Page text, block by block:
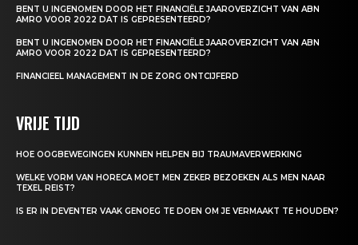
BENT U INGENOMEN DOOR HET FINANCIËLE JAAROVERZICHT VAN ABN
AMRO VOOR 2022 DAT IS GEPRESENTEERD?
BENT U INGENOMEN DOOR HET FINANCIËLE JAAROVERZICHT VAN ABN
AMRO VOOR 2022 DAT IS GEPRESENTEERD?
FINANCIEEL MANAGEMENT IN DE ZORG ONTCIJFERD
VRIJE TIJD
HOE OOGBEWEGINGEN KUNNEN HELPEN BIJ TRAUMAVERWERKING
WELKE VORM VAN HORECA MOET MEN ZEKER BEZOEKEN ALS MEN NAAR
TEXEL REIST?
IS ER IN DEVENTER VAAK GENOEG TE DOEN OM JE VERMAAKT TE HOUDEN?